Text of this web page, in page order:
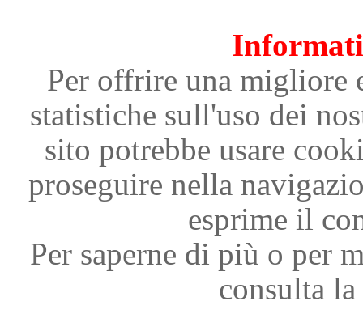
Per offrire una migliore
statistiche sull'uso dei
sito potrebbe usare
proseguire nella
esprime il
Per saperne di più o per
consulta